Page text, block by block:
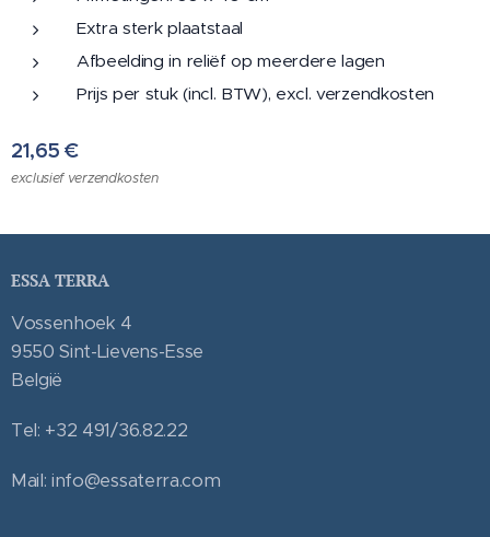
Extra sterk plaatstaal
Afbeelding in reliëf op meerdere lagen
Prijs per stuk (incl. BTW), excl. verzendkosten
21,65 €
exclusief verzendkosten
ESSA TERRA
Vossenhoek 4
9550 Sint-Lievens-Esse
België
Tel: +32 491/36.82.22
Mail: info@essaterra.com